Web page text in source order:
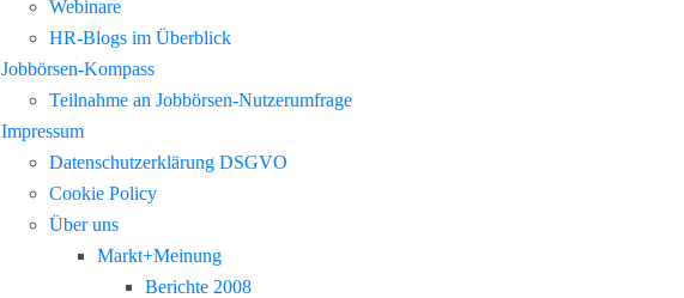
Webinare
HR-Blogs im Überblick
Jobbörsen-Kompass
Teilnahme an Jobbörsen-Nutzerumfrage
Impressum
Datenschutzerklärung DSGVO
Cookie Policy
Über uns
Markt+Meinung
Berichte 2008